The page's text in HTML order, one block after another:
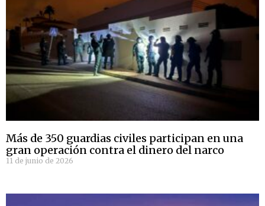
Más de 350 guardias civiles participan en una
gran operación contra el dinero del narco
11 de junio de 2026